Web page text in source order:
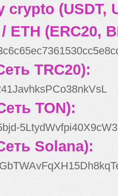
crypto (USDT,
ETH (ERC20,
TRC20):
TON):
Solana):